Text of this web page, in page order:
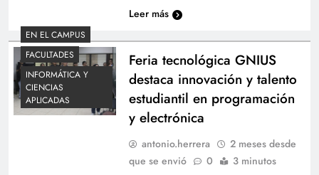
Leer más
EN EL CAMPUS
FACULTADES
INFORMÁTICA Y
CIENCIAS
APLICADAS
Feria tecnológica GNIUS
destaca innovación y talento
estudiantil en programación
y electrónica
antonio.herrera
2 meses desde
que se envió
0 3 minutos